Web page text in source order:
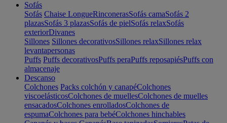
Sofás
Sofás Chaise LongueRinconerasSofás camaSofás 2
plazasSofás 3 plazasSofás de pielSofás relaxSofás
exteriorDivanes
Sillones Sillones decorativosSillones relaxSillones relax
levantapersonas
Puffs Puffs decorativosPuffs peraPuffs reposapiésPuffs con
almacenaje
Descanso
Colchones Packs colchón y canapéColchones
viscoelásticosColchones de muellesColchones de muelles
ensacadosColchones enrolladosColchones de
espumaColchones para bebéColchones hinchables